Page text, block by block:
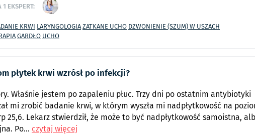
1 EKSPERT:
KRWI LARYNGOLOGIAZATKANE UCHO DZWONIENIE (SZUM) W USZACH
GARDŁO UCHO
płytek krwi wzrósł po infekcji?
Właśnie jestem po zapaleniu płuc. Trzy dni po ostatnim antybiotyki
mi zrobić badanie krwi, w którym wyszła mi nadpłytkowość na
25,6. Lekarz stwierdził, że może to być nadpłytkowość samoistna,
Po... czytaj więcej